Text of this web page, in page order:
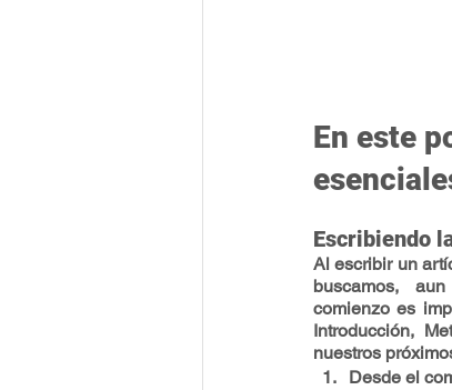
En este
Escribiendo
Al escribir un
buscamos,
comienzo es
Introducción,
nuestros
Desde el